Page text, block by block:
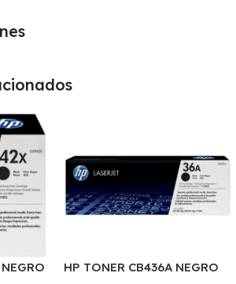
HP TONER CB436A NEGRO